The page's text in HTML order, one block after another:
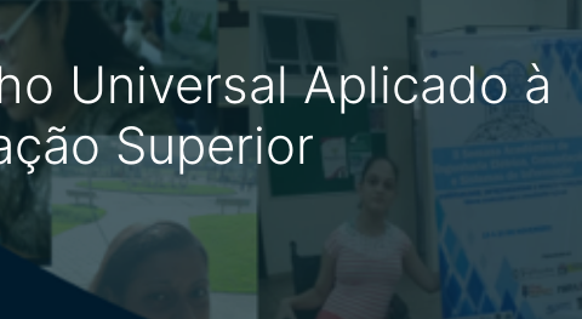
Universal Aplicado à
Superior